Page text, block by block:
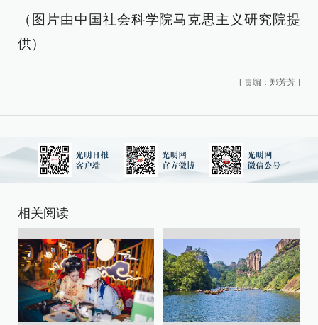
（图片由中国社会科学院马克思主义研究院提
供）
[ 责编：郑芳芳 ]
相关阅读